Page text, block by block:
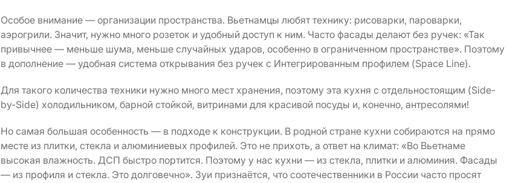
Особое внимание — организации пространства. Вьетнамцы любят технику: рисоварки, пароварки,
аэрогрили. Значит, нужно много розеток и удобный доступ к ним. Часто фасады делают без ручек: «Так
привычнее — меньше шума, меньше случайных ударов, особенно в ограниченном пространстве». Поэтому
в дополнение — удобная система открывания без ручек с Интегрированным профилем (Space Line).
Для такого количества техники нужно много мест хранения, поэтому эта кухня с отдельностоящим (Side-
by-Side) холодильником, барной стойкой, витринами для красивой посуды и, конечно, антресолями!
Но самая большая особенность — в подходе к конструкции. В родной стране кухни собираются на прямо
месте из плитки, стекла и алюминиевых профилей. Это не прихоть, а ответ на климат: «Во Вьетнаме
высокая влажность. ДСП быстро портится. Поэтому у нас кухни — из стекла, плитки и алюминия. Фасады
— из профиля и стекла. Это долговечно». Зуи признаётся, что соотечественники в России часто просят